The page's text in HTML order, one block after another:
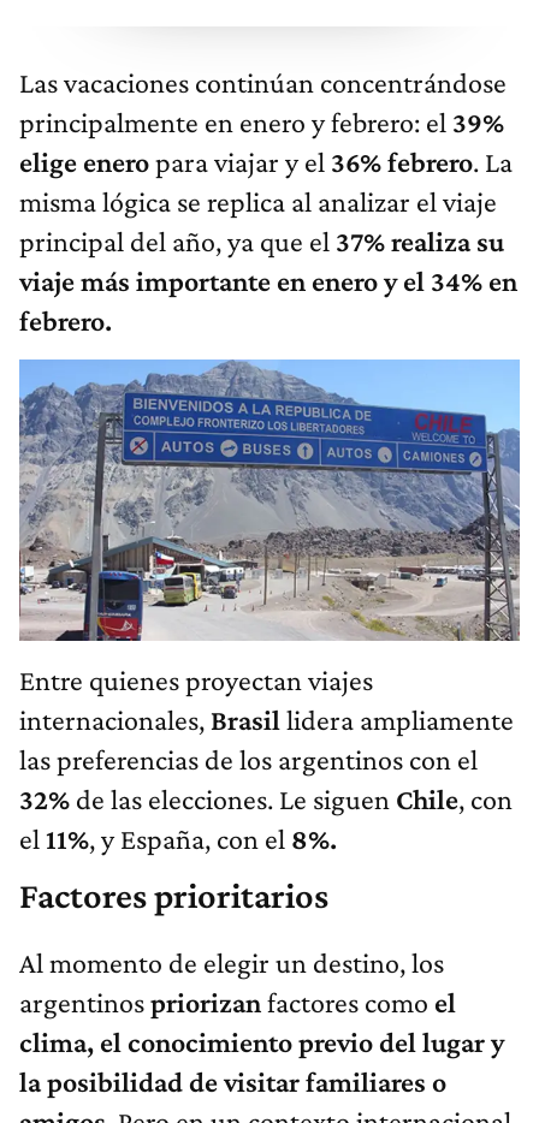
Las vacaciones continúan concentrándose
principalmente en enero y febrero: el 39%
elige eneropara viajar y el 36% febrero. La
misma lógica se replica al analizar el viaje
principal del año, ya que el 37% realiza su
viaje más importante en enero y el 34% en
febrero.
Entre quienes proyectan viajes
internacionales, Brasil lidera ampliamente
las preferencias de los argentinos con el
32% de las elecciones. Le siguen Chile, con
el 11%, y España, con el 8%.
Factores prioritarios
Al momento de elegir un destino, los
argentinospriorizanfactores como el
clima, el conocimiento previo del lugar y
la posibilidad de visitar familiares o